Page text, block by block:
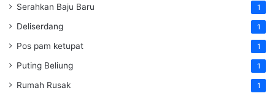
Serahkan Baju Baru 1
Deliserdang 1
Pos pam ketupat 1
Puting Beliung 1
Rumah Rusak 1